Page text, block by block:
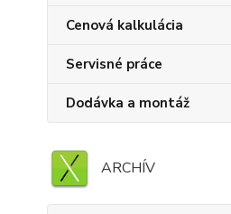
Cenová kalkulácia
Servisné práce
Dodávka a montáž
ARCHÍV